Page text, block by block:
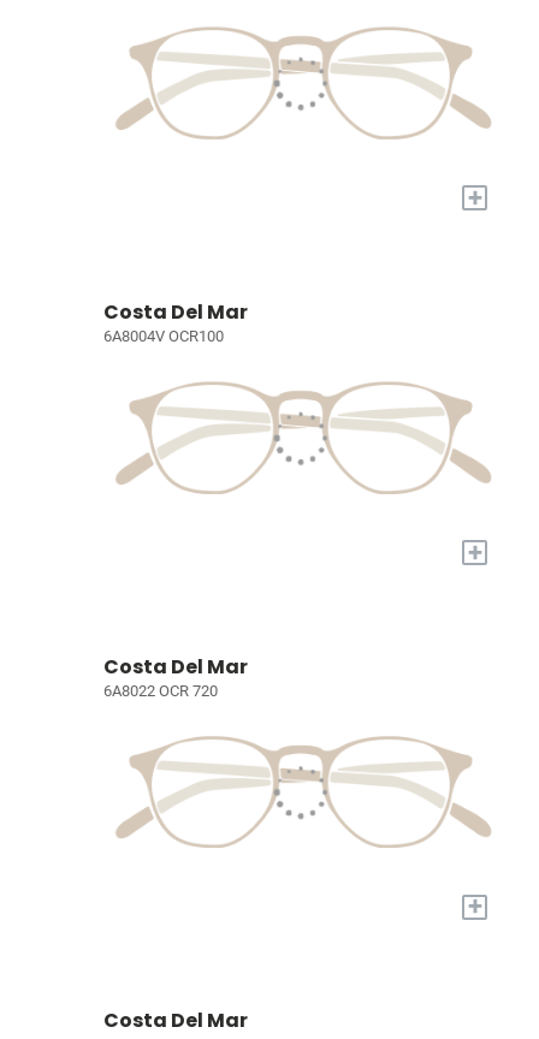
+
Costa Del Mar
6A8004V OCR100
+
Costa Del Mar
6A8022 OCR 720
+
Costa Del Mar